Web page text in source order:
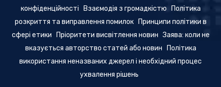
конфіденційності
Взаємодія з громадкістю
Політика
розкриття та виправлення помилок
Принципи політики в
сфері етики
Пріоритети висвітлення новин Заява: коли не
вказується авторство статей або новин
Політика
використання неназваних джерел і необхідний процес
ухвалення рішень